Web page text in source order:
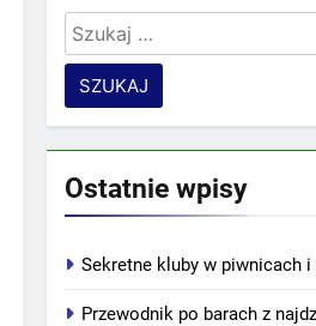
Szukaj:
Ostatnie wpisy
Sekretne kluby w piwnicach
Przewodnik po barach z